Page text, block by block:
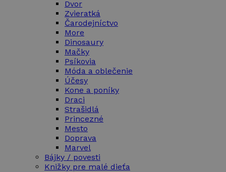
Dvor
Zvieratká
Čarodejníctvo
More
Dinosaury
Mačky
Psíkovia
Móda a oblečenie
Účesy
Kone a poníky
Draci
Strašidlá
Princezné
Mesto
Doprava
Marvel
Bájky / povesti
Knižky pre malé dieťa